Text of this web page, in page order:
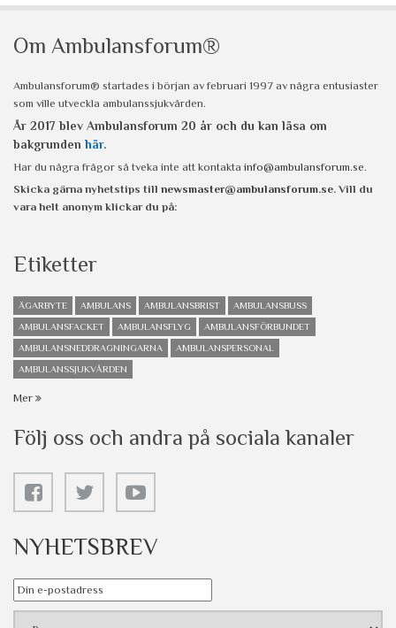
Om Ambulansforum®
Ambulansforum® startades i början av februari 1997 av några entusiaster
som ville utveckla ambulanssjukvården.
År 2017 blev Ambulansforum 20 år och du kan läsa om
bakgrunden här.
Har du några frågor så tveka inte att kontakta info@ambulansforum.se.
Skicka gärna nyhetstips till newsmaster@ambulansforum.se. Vill du
vara helt anonym klickar du på:
Etiketter
ÄGARBYTE AMBULANS AMBULANSBRIST
AMBULANSBUSS
AMBULANSFACKET
AMBULANSFLYG
AMBULANSFÖRBUNDET
AMBULANSNEDDRAGNINGARNA
AMBULANSPERSONAL
AMBULANSSJUKVÅRDEN
Mer
Följ oss och andra på sociala kanaler
NYHETSBREV